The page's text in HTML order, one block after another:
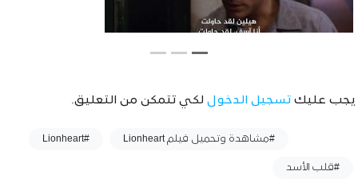
يجب عليك تسجيل الدخول لكي تتمكن من التعليق.
#مشاهدة وتحميل فيلم Lionheart #Lionheart
#قلب الأسد